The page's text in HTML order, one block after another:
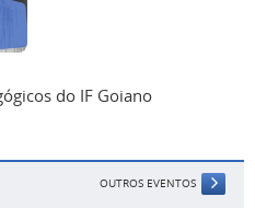
do IF Goiano
OUTROS EVENTOS